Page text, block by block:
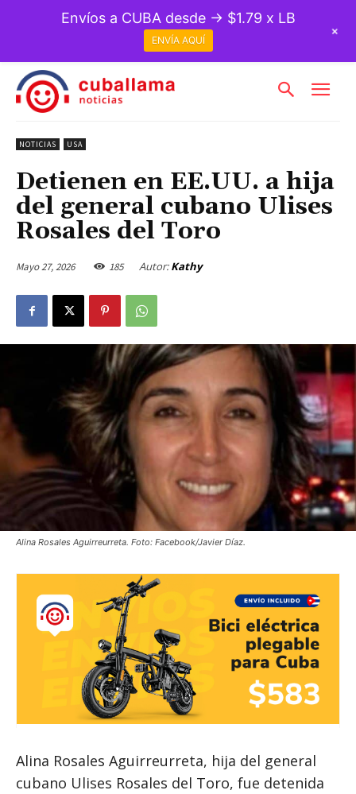
NOTICIAS USA
Detienen en EE.UU. a hija
del general cubano Ulises
Rosales del Toro
Mayo 27, 2026 185 Autor: Kathy
Alina Rosales Aguirreurreta. Foto: Facebook/Javier Díaz.
Alina Rosales Aguirreurreta, hija del general
cubano Ulises Rosales del Toro, fue detenida
Envíos a CUBA desde → $1.79 x LB
ENVÍA AQUÍ
+